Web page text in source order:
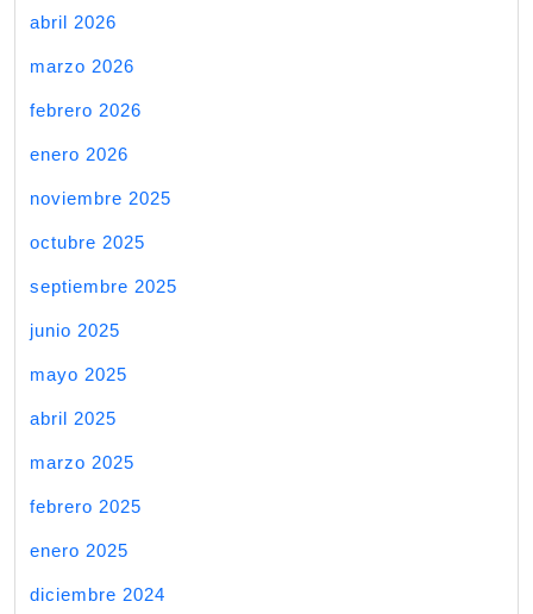
abril 2026
marzo 2026
febrero 2026
enero 2026
noviembre 2025
octubre 2025
septiembre 2025
junio 2025
mayo 2025
abril 2025
marzo 2025
febrero 2025
enero 2025
diciembre 2024